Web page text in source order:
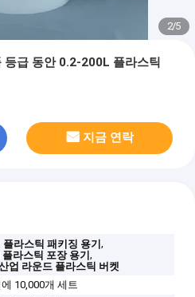
2/5
급 동안 0.2-200L 플라스틱
지금 연락
라스틱 패키징 용기,
플라스틱 포장 용기,
업 라운드 플라스틱 버켓
10,000개 세트